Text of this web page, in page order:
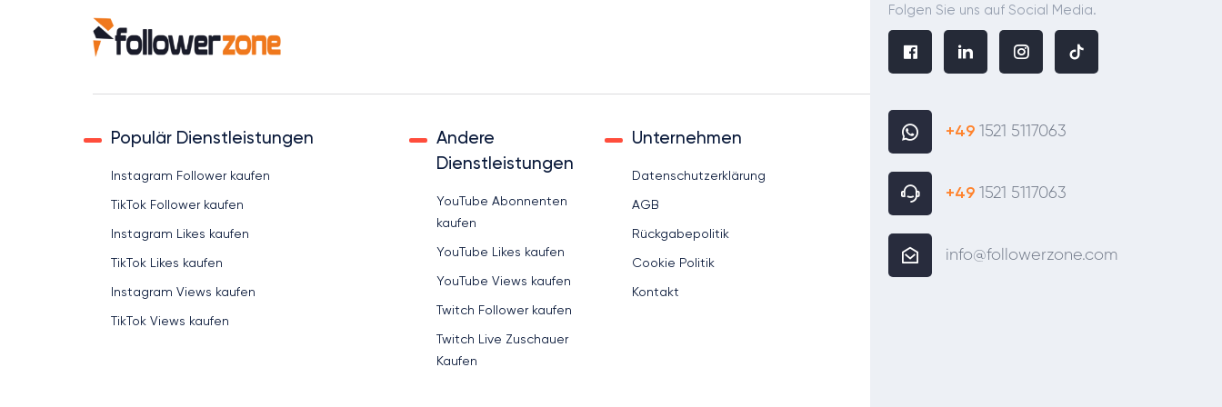
Populär Dienstleistungen
Instagram Follower kaufen
TikTok Follower kaufen
Instagram Likes kaufen
TikTok Likes kaufen
Instagram Views kaufen
TikTok Views kaufen
Andere
Dienstleistungen
YouTube Abonnenten
kaufen
YouTube Likes kaufen
YouTube Views kaufen
Twitch Follower kaufen
Twitch Live Zuschauer
Kaufen
Unternehmen
Datenschutzerklärung
AGB
Rückgabepolitik
Cookie Politik
Kontakt
Folgen Sie uns auf Social Media.
+49 1521 5117063
+49 1521 5117063
info@followerzone.com